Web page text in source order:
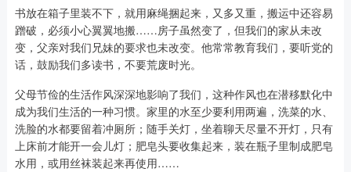
书放在箱子里装不下，就用麻绳捆起来，又多又重，搬运中还容易
蹭破，必须小心翼翼地搬……房子虽然变了，但我们的家从未改
变，父亲对我们兄妹的要求也未改变。他常常教育我们，要听党的
话，鼓励我们多读书，不要荒废时光。
父母节俭的生活作风深深地影响了我们，这种作风也在潜移默化中
成为我们生活的一种习惯。家里的水至少要利用两遍，洗菜的水、
洗脸的水都要留着冲厕所；随手关灯，坐着聊天尽量不开灯，只有
上床前才能开一会儿灯；肥皂头要收集起来，装在瓶子里制成肥皂
水用，或用丝袜装起来再使用……